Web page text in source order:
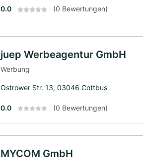
0.0 (0 Bewertungen)
juep Werbeagentur GmbH
Werbung
Ostrower Str. 13, 03046 Cottbus
0.0 (0 Bewertungen)
MYCOM GmbH